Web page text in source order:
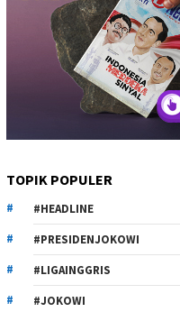
TOPIK POPULER
#HEADLINE
#PRESIDENJOKOWI
#LIGAINGGRIS
#JOKOWI